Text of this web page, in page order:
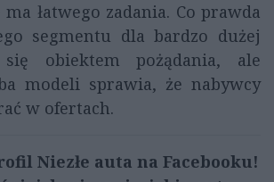
łatwego zadania. Co prawda
segmentu dla bardzo dużej
obiektem pożądania, ale
modeli sprawia, że nabywcy
w ofertach.
Niezłe auta na Facebooku!